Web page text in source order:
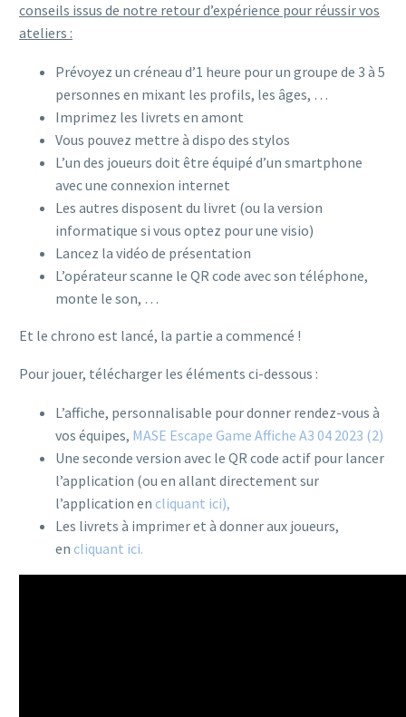
conseils issus de notre retour d’expérience pour réussir vos
ateliers :
Prévoyez un créneau d’1 heure pour un groupe de 3 à 5
personnes en mixant les profils, les âges, …
Imprimez les livrets en amont
Vous pouvez mettre à dispo des stylos
L’un des joueurs doit être équipé d’un smartphone
avec une connexion internet
Les autres disposent du livret (ou la version
informatique si vous optez pour une visio)
Lancez la vidéo de présentation
L’opérateur scanne le QR code avec son téléphone,
monte le son, …
Et le chrono est lancé, la partie a commencé !
Pour jouer, télécharger les éléments ci-dessous :
L’affiche, personnalisable pour donner rendez-vous à
vos équipes, MASE Escape Game Affiche A3 04 2023 (2)
Une seconde version avec le QR code actif pour lancer
l’application (ou en allant directement sur
l’application en cliquant ici),
Les livrets à imprimer et à donner aux joueurs,
en cliquant ici.